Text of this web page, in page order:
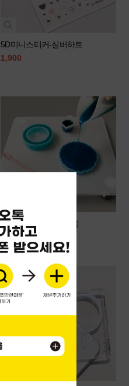
5D미니스티커-실버하트
1,900
레진수평계작업테이블
26,000